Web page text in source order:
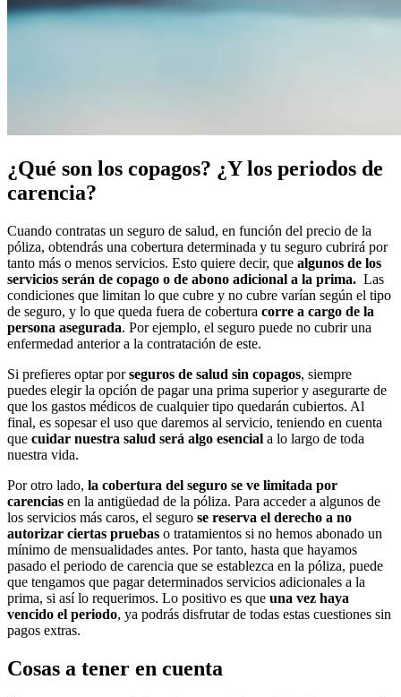
¿Qué son los copagos? ¿Y los periodos de
carencia?
Cuando contratas un seguro de salud, en función del precio de la
póliza, obtendrás una cobertura determinada y tu seguro cubrirá por
tanto más o menos servicios. Esto quiere decir, que algunos de los
servicios serán de copago o de abono adicional a la prima. Las
condiciones que limitan lo que cubre y no cubre varían según el tipo
de seguro, y lo que queda fuera de cobertura corre a cargo de la
persona asegurada. Por ejemplo, el seguro puede no cubrir una
enfermedad anterior a la contratación de este.
Si prefieres optar porseguros de salud sin copagos, siempre
puedes elegir la opción de pagar una prima superior y asegurarte de
que los gastos médicos de cualquier tipo quedarán cubiertos. Al
final, es sopesar el uso que daremos al servicio, teniendo en cuenta
que cuidar nuestra salud será algo esencial a lo largo de toda
nuestra vida.
Por otro lado, la cobertura del seguro se ve limitada por
carencias en la antigüedad de la póliza. Para acceder a algunos de
los servicios más caros, el seguro se reserva el derecho a no
autorizar ciertas pruebas o tratamientos si no hemos abonado un
mínimo de mensualidades antes. Por tanto, hasta que hayamos
pasado el periodo de carencia que se establezca en la póliza, puede
que tengamos que pagar determinados servicios adicionales a la
prima, si así lo requerimos. Lo positivo es que una vez haya
vencido el periodo, ya podrás disfrutar de todas estas cuestiones sin
pagos extras.
Cosas a tener en cuenta